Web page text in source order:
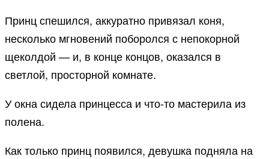
Принц спешился, аккуратно привязал коня,
несколько мгновений поборолся с непокорной
щеколдой — и, в конце концов, оказался в
светлой, просторной комнате.
У окна сидела принцесса и что-то мастерила из
полена.
Как только принц появился, девушка подняла на